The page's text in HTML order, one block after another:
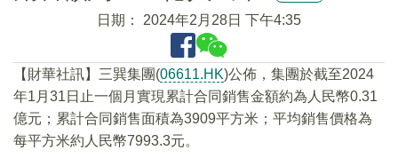
日期： 2024年2月28日 下午4:35
【財華社訊】三巽集團(06611.HK)公佈，集團於截至2024
年1月31日止一個月實現累計合同銷售金額約為人民幣0.31
億元；累計合同銷售面積為3909平方米；平均銷售價格為
每平方米約人民幣7993.3元。